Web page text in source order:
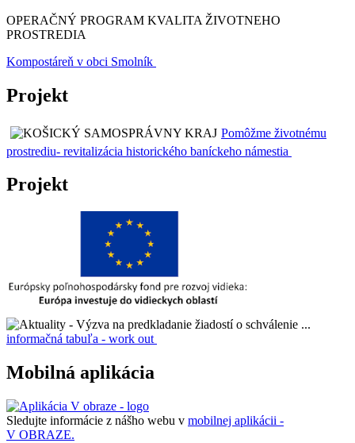
OPERAČNÝ PROGRAM KVALITA ŽIVOTNEHO
PROSTREDIA
Kompostáreň v obci Smolník
Projekt
Pomôžme životnému
prostrediu- revitalizácia historického baníckeho námestia
Projekt
informačná tabuľa - work out
Mobilná aplikácia
Sledujte informácie z nášho webu v mobilnej aplikácii -
V OBRAZE.